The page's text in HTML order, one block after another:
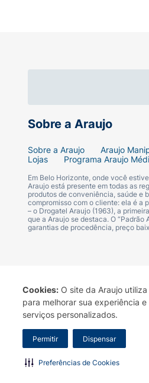
Cookies: O site da Araujo
para melhorar sua experiência
serviços personalizados.
Permitir Dispensar
Preferências de Cookies
Sobre a Araujo
Sobre a Araujo Araujo
Lojas
Programa Araujo
Em Belo Horizonte, onde você
Araujo está presente em todas as
produtos de conveniência, saúde e
compromisso com o cliente: ela é a
– o Drogatel Araujo (1963), a
que a Araujo se destaca. O
garantias de procedência, preço
Termo de Uso Portal da
A Drogaria Araujo S/A informa que
marca. Para sua segurança
Araujo S.A. Em caso de dúvidas,
Razão Social: Drogaria Araujo S.A
0300.313.1010 e (31) 3270-5000
10.965 | Yasmin Silva Alvarenga –